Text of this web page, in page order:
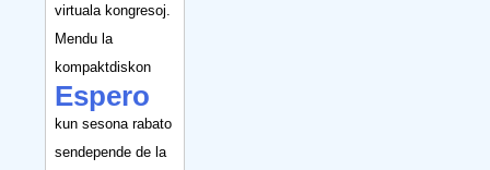
virtuala kongresoj.
Mendu la
kompaktdiskon
Espero
kun sesona rabato
sendepende de la